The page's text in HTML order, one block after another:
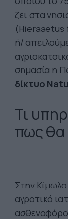
ζει στα
(Hieraaetus
ή/
σημασία η
δίκτυο
Τι
πως θα
Στην
αγροτικό
ασθενοφόρο